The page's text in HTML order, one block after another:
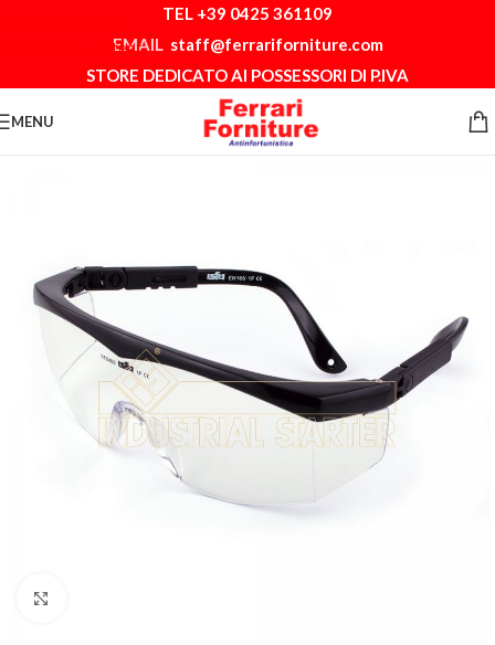
Skip to main content
TEL +39 0425 361109
EMAIL staff@ferrariforniture.com
STORE DEDICATO AI POSSESSORI DI P.IVA
MENU